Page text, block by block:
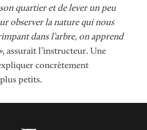
quartier et de lever un peu
observer la nature qui nous
dans l’arbre, on apprend
, assurait l’instructeur. Une
concrètement
petits.